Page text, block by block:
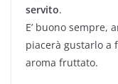
servito.
E’ buono sempre,
piacerà gustarlo a
aroma fruttato.